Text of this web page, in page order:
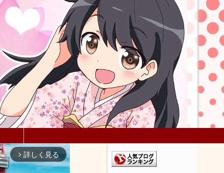
arrow_forward_ios 詳しく見る